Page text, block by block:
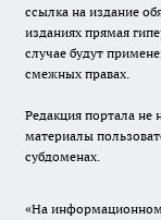
ссылка на издание
изданиях прямая
случае будут
смежных правах.
Редакция портала не
материалы
субдоменах.
«На